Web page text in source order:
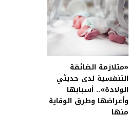
«متلازمة الضائقة
التنفسية لدى حديثي
الولادة».. أسبابها
وأعراضها وطرق الوقاية
منها